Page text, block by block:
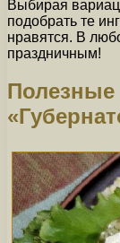
Выбирая
подобрать те
нравятся. В
праздничным!
Полезные